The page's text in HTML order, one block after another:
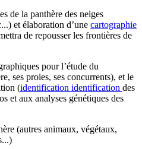
de la panthère des neiges
et élaboration d’une cartographie
de repousser les frontières de
pour l’étude du
ses proies, ses concurrents), et le
(identification identification des
et aux analyses génétiques des
(autres animaux, végétaux,